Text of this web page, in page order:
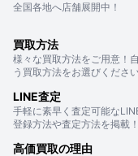
全国各地へ店舗展開中！
買取方法
様々な買取方法をご用意！
う買取方法をお選びください
LINE査定
手軽に素早く査定可能な
登録方法や査定方法を掲載！
高価買取の理由